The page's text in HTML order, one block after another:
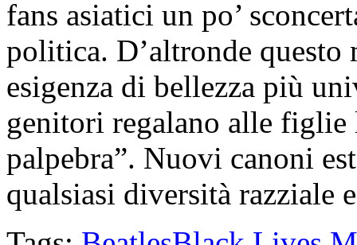
fans asiatici un po’
politica. D’altronde
esigenza di bellezza più
genitori regalano alle
palpebra”. Nuovi canoni
qualsiasi diversità razziale